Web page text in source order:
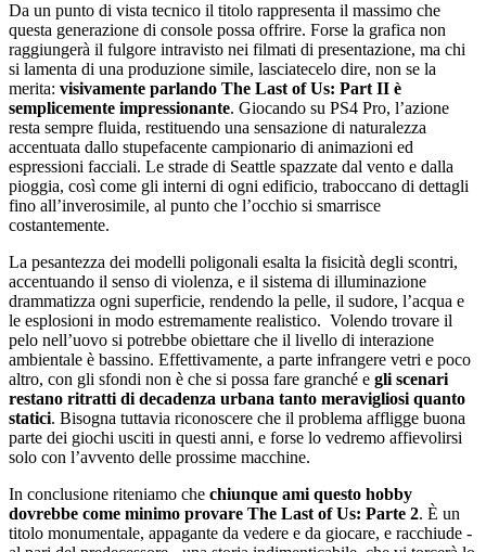
Da un punto di vista tecnico il titolo rappresenta il massimo che
questa generazione di console possa offrire. Forse la grafica non
raggiungerà il fulgore intravisto nei filmati di presentazione, ma chi
si lamenta di una produzione simile, lasciatecelo dire, non se la
merita: visivamente parlando The Last of Us: Part II è
semplicemente impressionante. Giocando su PS4 Pro, l’azione
resta sempre fluida, restituendo una sensazione di naturalezza
accentuata dallo stupefacente campionario di animazioni ed
espressioni facciali. Le strade di Seattle spazzate dal vento e dalla
pioggia, così come gli interni di ogni edificio, traboccano di dettagli
fino all’inverosimile, al punto che l’occhio si smarrisce
costantemente.
La pesantezza dei modelli poligonali esalta la fisicità degli scontri,
accentuando il senso di violenza, e il sistema di illuminazione
drammatizza ogni superficie, rendendo la pelle, il sudore, l’acqua e
le esplosioni in modo estremamente realistico. Volendo trovare il
pelo nell’uovo si potrebbe obiettare che il livello di interazione
ambientale è bassino. Effettivamente, a parte infrangere vetri e poco
altro, con gli sfondi non è che si possa fare granché e gli scenari
restano ritratti di decadenza urbana tanto meravigliosi quanto
statici. Bisogna tuttavia riconoscere che il problema affligge buona
parte dei giochi usciti in questi anni, e forse lo vedremo affievolirsi
solo con l’avvento delle prossime macchine.
In conclusione riteniamo che chiunque ami questo hobby
dovrebbe come minimo provare The Last of Us: Parte 2. È un
titolo monumentale, appagante da vedere e da giocare, e racchiude -